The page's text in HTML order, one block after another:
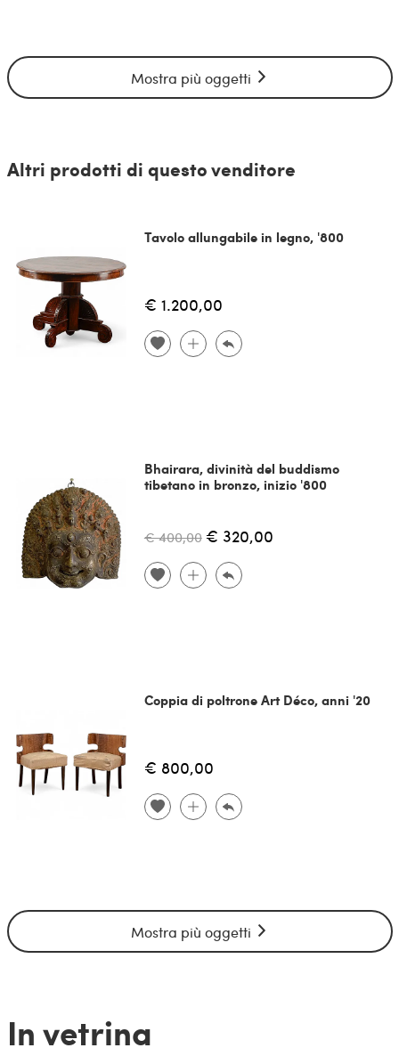
Mostra più oggetti
Altri prodotti di questo venditore
Tavolo allungabile in legno, '800
€ 1.200,00
Bhairara, divinità del buddismo
tibetano in bronzo, inizio '800
€ 400,00 € 320,00
Coppia di poltrone Art Déco, anni '20
€ 800,00
Mostra più oggetti
In vetrina